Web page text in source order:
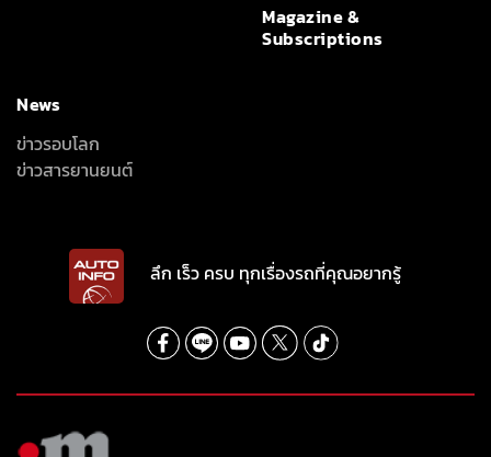
Magazine &
Subscriptions
News
ข่าวรอบโลก
ข่าวสารยานยนต์
ลึก เร็ว ครบ ทุกเรื่องรถที่คุณอยากรู้